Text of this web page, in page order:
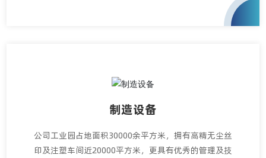
制造设备
公司工业园占地面积30000余平方米，拥有高精无尘丝
印及注塑车间近20000平方米，更具有优秀的管理及技